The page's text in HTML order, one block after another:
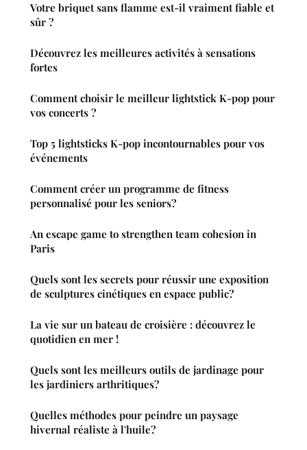
Votre briquet sans flamme est-il vraiment fiable et
sûr ?
Découvrez les meilleures activités à sensations
fortes
Comment choisir le meilleur lightstick K-pop pour
vos concerts ?
Top 5 lightsticks K-pop incontournables pour vos
événements
Comment créer un programme de fitness
personnalisé pour les seniors?
An escape game to strengthen team cohesion in
Paris
Quels sont les secrets pour réussir une exposition
de sculptures cinétiques en espace public?
La vie sur un bateau de croisière : découvrez le
quotidien en mer !
Quels sont les meilleurs outils de jardinage pour
les jardiniers arthritiques?
Quelles méthodes pour peindre un paysage
hivernal réaliste à l'huile?